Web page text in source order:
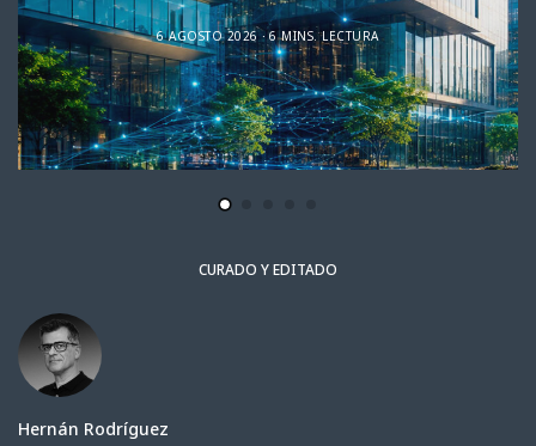
6 AGOSTO 2026 6 MINS. LECTURA
CURADO Y EDITADO
Hernán Rodríguez